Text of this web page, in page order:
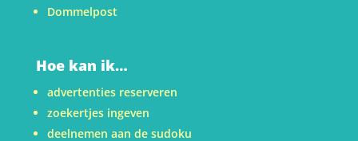
Dommelpost
Hoe kan ik…
advertenties reserveren
zoekertjes ingeven
deelnemen aan de sudoku